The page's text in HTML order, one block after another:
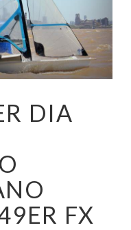
DIA
FX